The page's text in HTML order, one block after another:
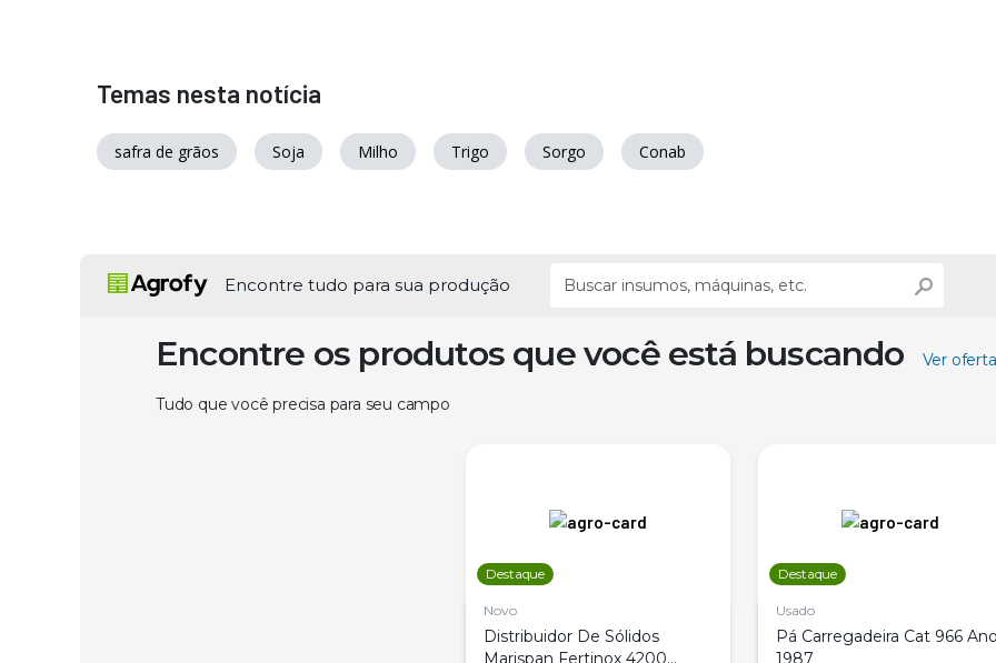
Temas nesta notícia
safra de grãos Soja Milho Trigo Sorgo Conab
Encontre tudo para sua produção
Encontre os produtos que você está buscando Ver
Tudo que você precisa para seu campo
Destaque
Novo
Distribuidor De Sólidos
Destaque
Usado
Pá Carregadeira Cat 966